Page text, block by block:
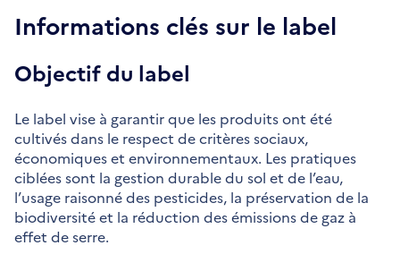
Informations clés sur le label
Objectif du label
Le label vise à garantir que les produits ont été
cultivés dans le respect de critères sociaux,
économiques et environnementaux. Les pratiques
ciblées sont la gestion durable du sol et de l’eau,
l’usage raisonné des pesticides, la préservation de la
biodiversité et la réduction des émissions de gaz à
effet de serre.